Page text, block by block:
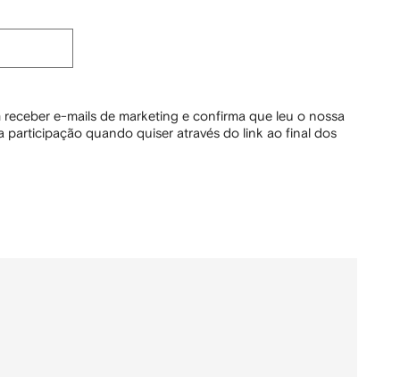
e-mails de marketing e confirma que leu o nossa
participação quando quiser através do link ao final dos